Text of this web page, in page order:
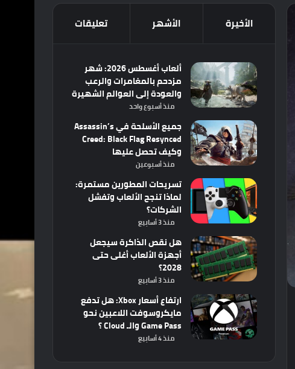
الأخيرة الأشهر تعليقات
ألعاب أغسطس 2026: شهر
مزدحم بالمغامرات والرعب
والعودة إلى العوالم الشهيرة
منذ أسبوع واحد
جميع الأسلحة في Assassin’s
Creed: Black Flag Resynced
وكيف تحصل عليها
منذ أسبوعين
تسريحات المطورين مستمرة:
لماذا تنجح الألعاب وتفشل
الشركات؟
منذ 3 أسابيع
هل نقص الذاكرة سيجعل
أجهزة الألعاب أغلى حتى
2028؟
منذ 3 أسابيع
ارتفاع أسعار Xbox: هل تدفع
مايكروسوفت اللاعبين نحو
Game Pass والـ Cloud ؟
منذ 4 أسابيع